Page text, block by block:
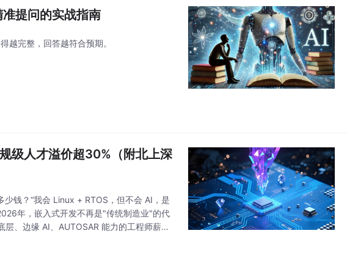
提问的实战指南
越完整，回答越符合预期。
级人才溢价超30%（附北上深
钱？“我会 Linux + RTOS，但不会 AI，是
年，嵌入式开发不再是"传统制造业"的代
、边缘 AI、AUTOSAR 能力的工程师薪资